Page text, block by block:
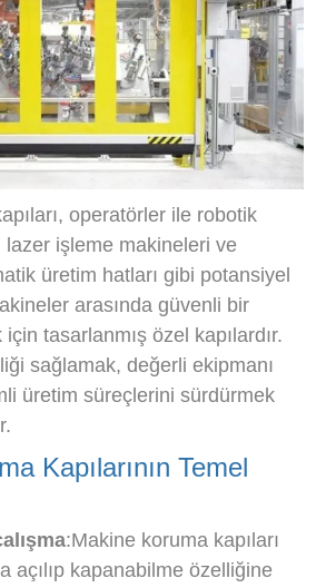
operatörler ile robotik
lazer işleme makineleri ve
üretim hatları gibi potansiyel
arasında güvenli bir
tasarlanmış özel kapılardır.
sağlamak, değerli ekipmanı
üretim süreçlerini sürdürmek
Kapılarının Temel
:Makine koruma kapıları
açılıp kapanabilme özelliğine